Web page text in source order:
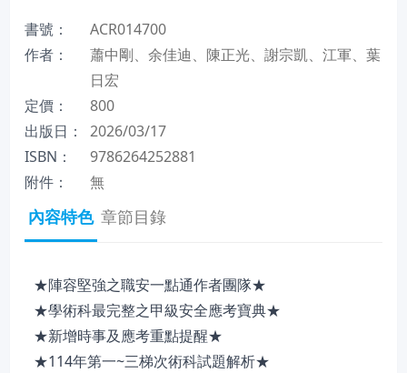
書號：
ACR014700
作者：
蕭中剛、余佳迪、陳正光、謝宗凱、江軍、葉
日宏
定價：
800
出版日：
2026/03/17
ISBN：
9786264252881
附件：
無
內容特色 章節目錄
★陣容堅強之職安一點通作者團隊★
★學術科最完整之甲級安全應考寶典★
★新增時事及應考重點提醒★
★114年第一~三梯次術科試題解析★